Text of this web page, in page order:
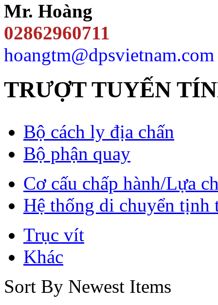
Mr. Hoàng
02862960711
hoangtm@dpsvietnam.com
TRƯỢT TUYẾN
Bộ cách ly địa chấn
Bộ phận quay
Cơ cấu chấp hành/Lựa
Hệ thống di chuyển tịnh
Trục vít
Khác
Sort By Newest Items